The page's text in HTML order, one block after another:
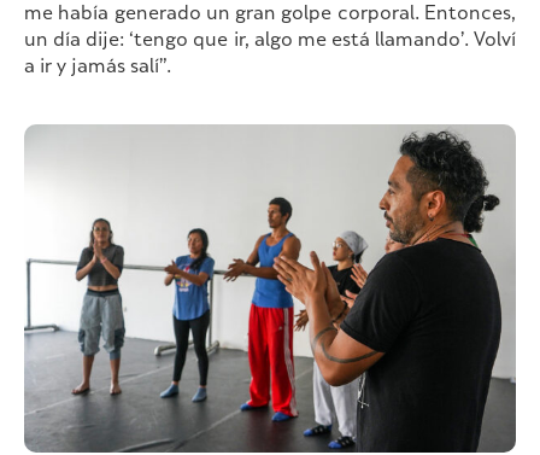
me había generado un gran golpe corporal. Entonces,
un día dije: ‘tengo que ir, algo me está llamando’. Volví
a ir y jamás salí”.